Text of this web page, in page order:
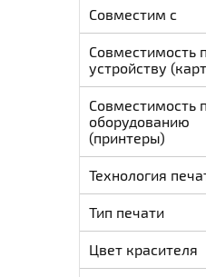
Совместим с
Совместимость
устройству
Совместимость
оборудованию
(принтеры)
Технология
Тип печати
Цвет красителя